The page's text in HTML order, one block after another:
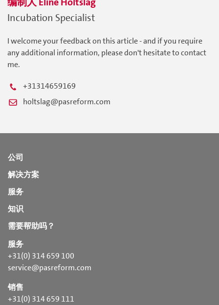
Incubation Specialist
I welcome your feedback on this article - and if you require
any additional information, please don't hesitate to contact
me.
+31314659169
holtslag@pasreform.com
公司
解决方案
服务
知识
需要帮助吗？
服务
+31(0) 314 659 100
service@pasreform.com
销售
+31(0) 314 659 111